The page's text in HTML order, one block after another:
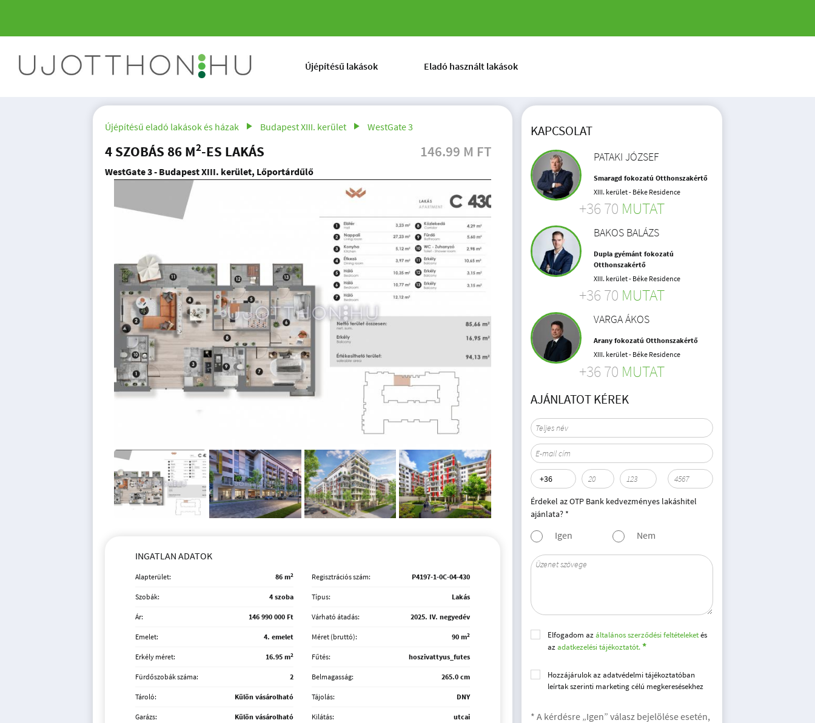
Újépítésű lakások Eladó használt lakások
Újépítésű eladó lakások és házak Budapest XIII. kerület WestGate 3
4 SZOBÁS 86 M2-ES LAKÁS
WestGate 3 - Budapest XIII. kerület, Lőportárdűlő
146.99 M FT
INGATLAN ADATOK
Alapterület: 86 m2 Regisztrációs szám: P4197-1-0C-04-430
Szobák: 4 szoba Típus: Lakás
Ár: 146 990 000 Ft Várható átadás: 2025. IV. negyedév
Emelet: 4. emelet Méret (bruttó): 90 m2
Erkély méret: 16.95 m2 Fűtés: hoszivattyus_futes
Fürdőszobák száma: 2 Belmagasság: 265.0 cm
Tároló: Külön vásárolható Tájolás: DNY
Garázs: Külön vásárolható Kilátás: utcai
KAPCSOLAT
PATAKI JÓZSEF
Smaragd fokozatú Otthonszakértő
XIII. kerület - Béke Residence
+36 70 MUTAT
BAKOS BALÁZS
Dupla gyémánt fokozatú
Otthonszakértő
XIII. kerület - Béke Residence
+36 70 MUTAT
VARGA ÁKOS
Arany fokozatú Otthonszakértő
XIII. kerület - Béke Residence
+36 70 MUTAT
AJÁNLATOT KÉREK
Érdekel az OTP Bank kedvezményes lakáshitel
ajánlata? *
Igen Nem
Elfogadom azáltalános szerződési feltételeketés
azadatkezelési tájékoztatót.
Hozzájárulok az adatvédelmi tájékoztatóban
leírtak szerinti marketing célú megkeresésekhez
* A kérdésre „Igen” válasz bejelölése esetén,